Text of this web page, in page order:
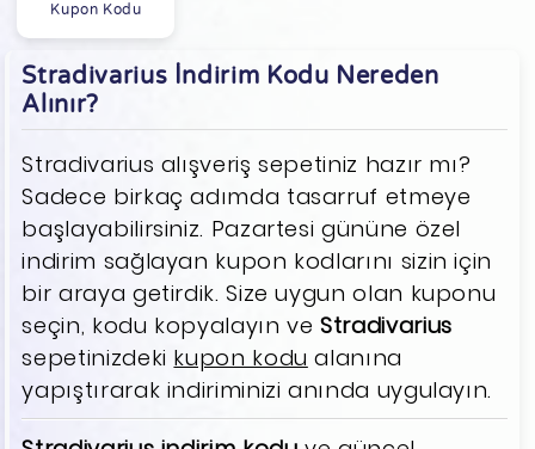
Kupon Kodu
Stradivarius İndirim Kodu Nereden
Alınır?
Stradivarius alışveriş sepetiniz hazır mı?
Sadece birkaç adımda tasarruf etmeye
başlayabilirsiniz. Pazartesi gününe özel
indirim sağlayan kupon kodlarını sizin için
bir araya getirdik. Size uygun olan kuponu
seçin, kodu kopyalayın veStradivarius
sepetinizdeki kupon kodu alanına
yapıştırarak indiriminizi anında uygulayın.